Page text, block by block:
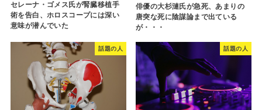
セレーナ・ゴメス氏が腎臓移植手
術を告白、ホロスコープには深い
意味が潜んでいた
俳優の大杉漣氏が急死、あまりの
唐突な死に陰謀論まで出ている
が・・・
話題の人 話題の人